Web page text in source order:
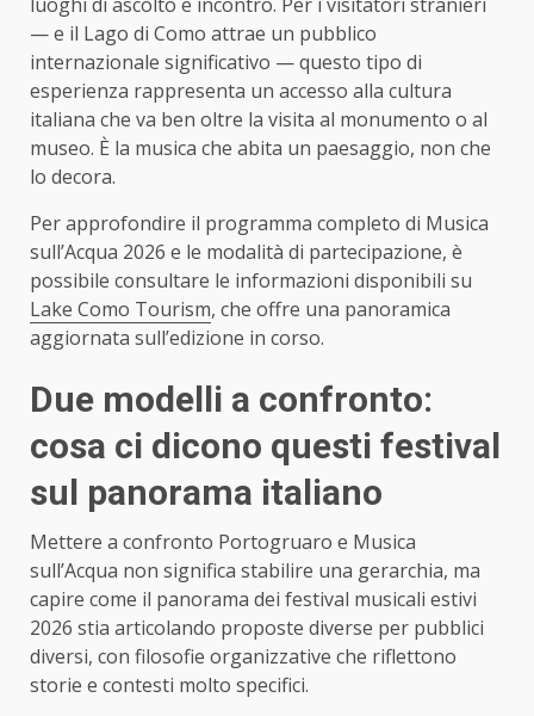
— e il Lago di Como attrae un pubblico
internazionale significativo — questo tipo di
esperienza rappresenta un accesso alla cultura
italiana che va ben oltre la visita al monumento o al
museo. È la musica che abita un paesaggio, non che
lo decora.
Per approfondire il programma completo di Musica
sull’Acqua 2026 e le modalità di partecipazione, è
possibile consultare le informazioni disponibili su
Lake Como Tourism, che offre una panoramica
aggiornata sull’edizione in corso.
Due modelli a confronto:
cosa ci dicono questi festival
sul panorama italiano
Mettere a confronto Portogruaro e Musica
sull’Acqua non significa stabilire una gerarchia, ma
capire come il panorama dei festival musicali estivi
2026 stia articolando proposte diverse per pubblici
diversi, con filosofie organizzative che riflettono
storie e contesti molto specifici.